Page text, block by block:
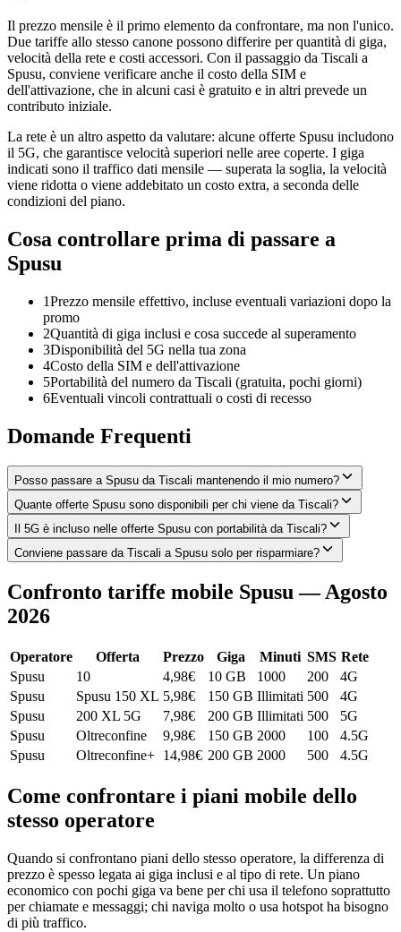
Il prezzo mensile è il primo elemento da confrontare, ma non l'unico.
Due tariffe allo stesso canone possono differire per quantità di giga,
velocità della rete e costi accessori. Con il passaggio da Tiscali a
Spusu, conviene verificare anche il costo della SIM e
dell'attivazione, che in alcuni casi è gratuito e in altri prevede un
contributo iniziale.
La rete è un altro aspetto da valutare: alcune offerte Spusu includono
il 5G, che garantisce velocità superiori nelle aree coperte. I giga
indicati sono il traffico dati mensile — superata la soglia, la velocità
viene ridotta o viene addebitato un costo extra, a seconda delle
condizioni del piano.
Cosa controllare prima di passare a
Spusu
1Prezzo mensile effettivo, incluse eventuali variazioni dopo la
promo
2Quantità di giga inclusi e cosa succede al superamento
3Disponibilità del 5G nella tua zona
4Costo della SIM e dell'attivazione
5Portabilità del numero da Tiscali (gratuita, pochi giorni)
6Eventuali vincoli contrattuali o costi di recesso
Domande Frequenti
Posso passare a Spusu da Tiscali mantenendo il mio numero?
Quante offerte Spusu sono disponibili per chi viene da Tiscali?
Il 5G è incluso nelle offerte Spusu con portabilità da Tiscali?
Conviene passare da Tiscali a Spusu solo per risparmiare?
Confronto tariffe mobile Spusu — Agosto
2026
Operatore Offerta Prezzo Giga Minuti SMS Rete
Spusu
10 4,98€ 10 GB 1000 200
4G
Spusu
Spusu 150 XL 5,98€ 150 GB Illimitati 500
4G
Spusu
200 XL 5G 7,98€ 200 GB Illimitati 500
5G
Spusu
Oltreconfine 9,98€ 150 GB 2000 100
4.5G
Spusu
Oltreconfine+ 14,98€ 200 GB 2000 500 4.5G
Come confrontare i piani mobile dello
stesso operatore
Quando si confrontano piani dello stesso operatore, la differenza di
prezzo è spesso legata ai giga inclusi e al tipo di rete. Un piano
economico con pochi giga va bene per chi usa il telefono soprattutto
per chiamate e messaggi; chi naviga molto o usa hotspot ha bisogno
di più traffico.